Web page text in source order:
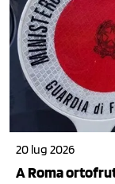
20 lug 2026
A Roma